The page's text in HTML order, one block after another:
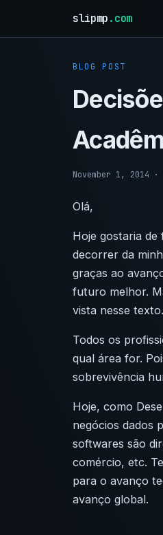
slipmp.com
BLOG POST
November 1, 2014 ·
Olá,
Hoje gostaria
decorrer da
graças ao
futuro melhor.
vista nesse texto.
Todos os
qual área for.
sobrevivência
Hoje, como
negócios dados
softwares são
comércio, etc.
para o avanço
avanço global.